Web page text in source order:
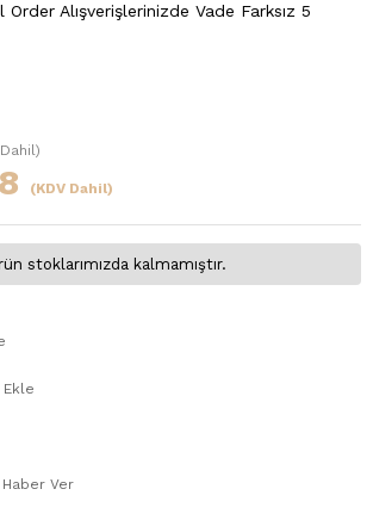
Alışverişlerinizde Vade Farksız 5
(KDV Dahil)
stoklarımızda kalmamıştır.
Ver